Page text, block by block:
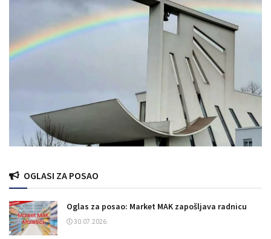
OGLASI ZA POSAO
Oglas za posao: Market MAK zapošljava radnicu
30.07.2026.